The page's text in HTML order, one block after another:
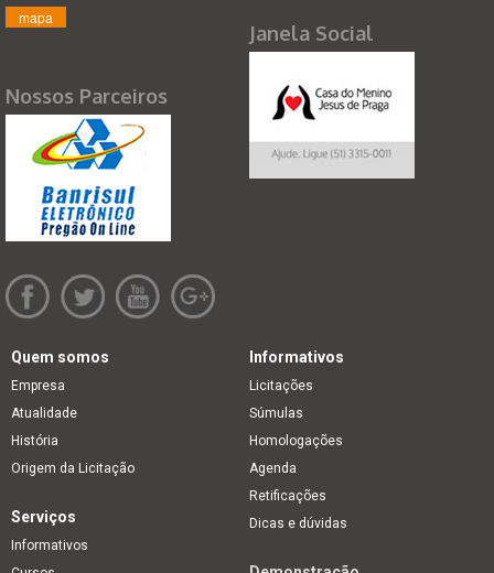
mapa
Nossos Parceiros
Janela Social
Quem somos
Empresa
Atualidade
História
Origem da Licitação
Informativos
Licitações
Súmulas
Homologações
Agenda
Retificações
Dicas e dúvidas
Serviços
Informativos